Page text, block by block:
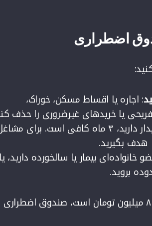
اضطراری
: اجاره یا اقساط مسکن، خوراک،
یا خریدهای غیرضروری را حذف
: اگر شغل پایدار دارید، ۳ ماه کافی است. برای
خانواده‌ای بیمار یا سالخورده دارید،
بروید.
برای مثال، اگر هزینه‌های ضروری ماهانه شما ۸ میلیون تومان است، صندوق اضطراری